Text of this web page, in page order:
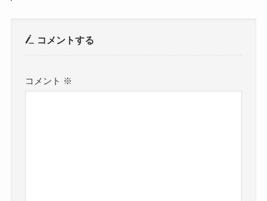
コメントする
コメント ※